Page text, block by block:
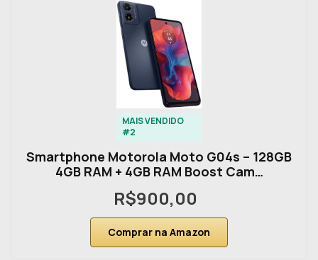
MAIS VENDIDO
#2
Smartphone Motorola Moto G04s – 128GB
4GB RAM + 4GB RAM Boost Cam…
R$900,00
Comprar na Amazon